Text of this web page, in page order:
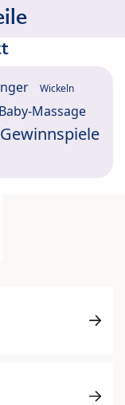
Wickeln
Baby-Massage
Gewinnspiele